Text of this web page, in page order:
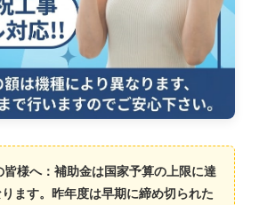
様へ：補助金は国家予算の上限に達
ます。昨年度は早期に締め切られた